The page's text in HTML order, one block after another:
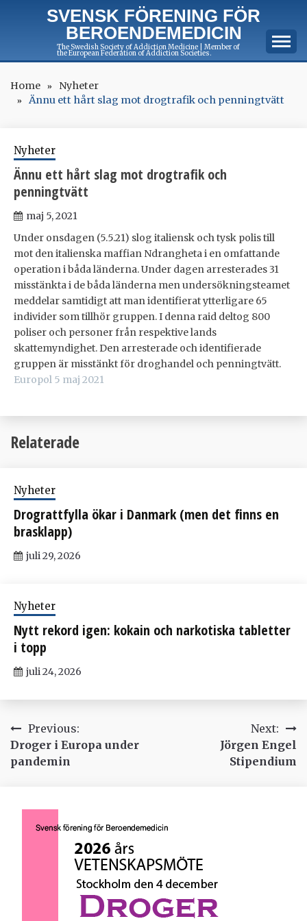
SVENSK FÖRENING FÖR
BEROENDEMEDICIN
The Swedish Society of Addiction Medicine | Member of
the European Federation of Addiction Societies.
Home
Nyheter
Ännu ett hårt slag mot drogtrafik och penningtvätt
Nyheter
Ännu ett hårt slag mot drogtrafik och
penningtvätt
maj 5, 2021
Under onsdagen (5.5.21) slog italiensk och tysk polis till
mot den italienska maffian Ndrangheta i en omfattande
operation i båda länderna. Under dagen arresterades 31
misstänkta i de båda länderna men undersökningsteamet
meddelar samtidigt att man identifierat ytterligare 65
individer som tillhör gruppen. I denna raid deltog 800
poliser och personer från respektive lands
skattemyndighet. Den arresterade och identifierade
gruppen är misstänkt för droghandel och penningtvätt.
Europol 5 maj 2021
Relaterade
Nyheter
Drograttfylla ökar i Danmark (men det finns en
brasklapp)
juli 29, 2026
Nyheter
Nytt rekord igen: kokain och narkotiska tabletter
i topp
juli 24, 2026
Inläggsnavigering
Previous:
Droger i Europa under
pandemin
Next:
Jörgen Engel
Stipendium